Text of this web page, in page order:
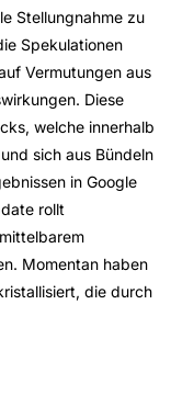
Stellungnahme zu
Spekulationen
Vermutungen aus
Diese
welche innerhalb
sich aus Bündeln
in Google
rollt
Momentan haben
die durch